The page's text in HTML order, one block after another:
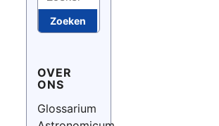
Zoeken
OVER
ONS
Glossarium